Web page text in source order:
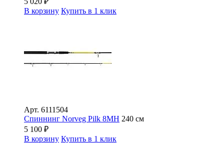
В корзину Купить в 1 клик
Арт. 6111504
Спиннинг Norveg Pilk 8MH 240 см
5 100 ₽
В корзину Купить в 1 клик